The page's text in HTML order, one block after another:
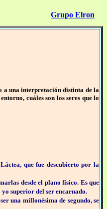
Grupo Elron
a una interpretación distinta de la
cuáles son los seres que lo
que fue descubierto por la
desde el plano físico. Es que
yo superior del ser encarnado.
una millonésima de segundo, se